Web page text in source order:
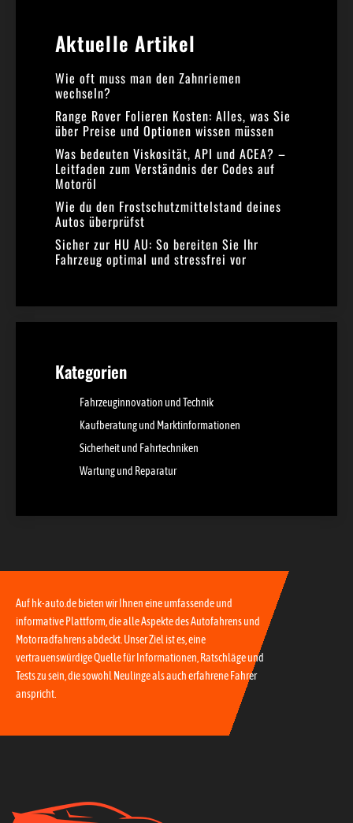
Aktuelle Artikel​
Wie oft muss man den Zahnriemen
wechseln?
Range Rover Folieren Kosten: Alles, was Sie
über Preise und Optionen wissen müssen
Was bedeuten Viskosität, API und ACEA? –
Leitfaden zum Verständnis der Codes auf
Motoröl
Wie du den Frostschutzmittelstand deines
Autos überprüfst
Sicher zur HU AU: So bereiten Sie Ihr
Fahrzeug optimal und stressfrei vor
Kategorien
Fahrzeuginnovation und Technik
Kaufberatung und Marktinformationen
Sicherheit und Fahrtechniken
Wartung und Reparatur
Auf hk-auto.de bieten wir Ihnen eine umfassende und
informative Plattform, die alle Aspekte des Autofahrens und
Motorradfahrens abdeckt. Unser Ziel ist es, eine
vertrauenswürdige Quelle für Informationen, Ratschläge und
Tests zu sein, die sowohl Neulinge als auch erfahrene Fahrer
anspricht.